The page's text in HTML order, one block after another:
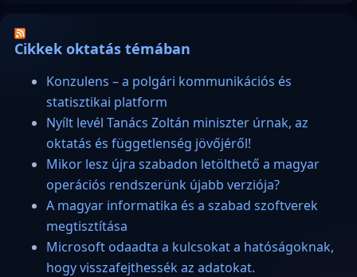
Cikkek oktatás témában
Konzulens – a polgári kommunikációs és
statisztikai platform
Nyílt levél Tanács Zoltán miniszter úrnak, az
oktatás és függetlenség jövőjéről!
Mikor lesz újra szabadon letölthető a magyar
operációs rendszerünk újabb verziója?
A magyar informatika és a szabad szoftverek
megtisztítása
Microsoft odaadta a kulcsokat a hatóságoknak,
hogy visszafejthessék az adatokat.